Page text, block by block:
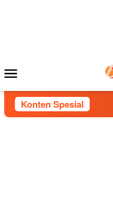
Mobile
Konten Spesial